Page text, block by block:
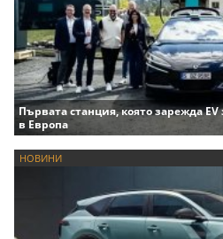
Първата станция, която зарежда
в Европа
НОВИНИ